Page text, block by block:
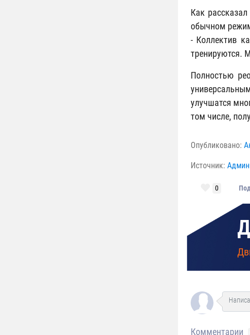
Как
обычном
- Коллектив
тренируются.
Полностью
улучшатся
том числе,
Опубликовано:
Источник:
0
Комментарии